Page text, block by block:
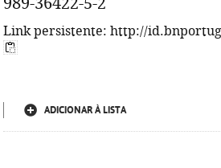
Link persistente: http://
ADICIONAR À LISTA